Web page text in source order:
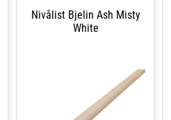
Nivålist Bjelin Ash Misty
White